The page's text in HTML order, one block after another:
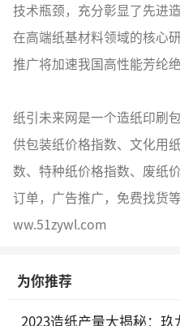
技术瓶颈，充分彰显了先进
在高端纸基材料领域的核心
推广将加速我国高性能芳纶
纸引未来网是一个造纸印刷
供包装纸价格指数、文化用
数、特种纸价格指数、废纸
订单，广告推广，免费找货
ww.51zywl.com
为你推荐
2023造纸产量大揭秘：玖